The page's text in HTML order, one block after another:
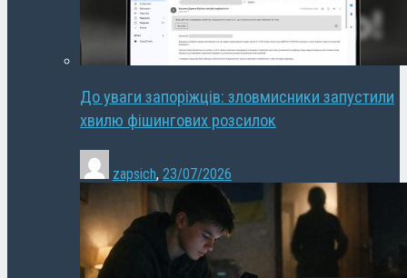
До уваги запоріжців: зловмисники запустили
хвилю фішингових розсилок
zapsich, 23/07/2026